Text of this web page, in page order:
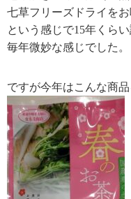
七草フリーズドライを
という感じで15年くら
毎年微妙な感じでした。
ですが今年はこんな商品